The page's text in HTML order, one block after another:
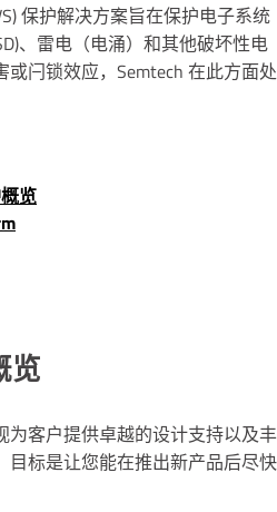
保护解决方案旨在保护电子系统
、雷电（电涌）和其他破坏性电
或闩锁效应，Semtech 在此方面处
览
览
为客户提供卓越的设计支持以及丰
目标是让您能在推出新产品后尽快